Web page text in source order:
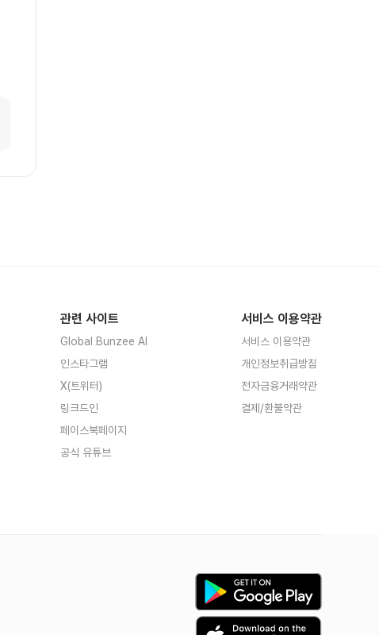
관련 사이트
Global Bunzee AI
인스타그램
X(트위터)
링크드인
페이스북페이지
공식 유튜브
서비스 이용약관
서비스 이용약관
개인정보취급방침
전자금융거래약관
결제/환불약관